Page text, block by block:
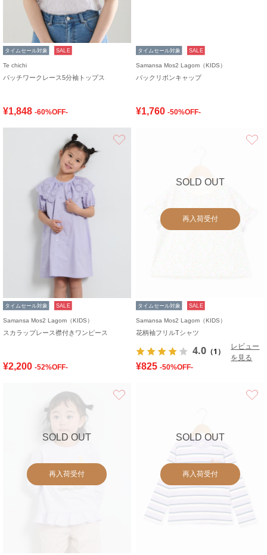
タイムセール対象 SALE
Te chichi
パッチワークレース5分袖トップス
¥1,848 -60%OFF-
タイムセール対象 SALE
Samansa Mos2 Lagom（KIDS）
バックリボンキャップ
¥1,760 -50%OFF-
タイムセール対象 SALE
Samansa Mos2 Lagom（KIDS）
スカラップレース襟付きワンピース
¥2,200 -52%OFF-
SOLD OUT
再入荷受付
タイムセール対象 SALE
Samansa Mos2 Lagom（KIDS）
花柄袖フリルTシャツ
4.0 （1）
レビュー
を見る
¥825 -50%OFF-
SOLD OUT
再入荷受付
SOLD OUT
再入荷受付